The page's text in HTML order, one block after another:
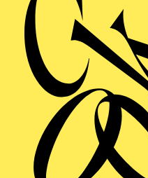
Festival
Das Festival der
gemeinsam mit
hat sich zum
jüdischer
abzubilden, wie sie
regional verankert
Erfolg der ersten